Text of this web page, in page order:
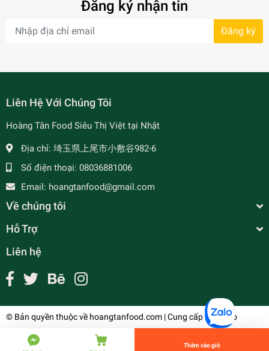
- 7%
Đăng ký nhận tin
Đăng ký
Liên Hệ Với Chúng Tôi
Hoàng Tân Food Siêu Thị Việt tại Nhật
Địa chỉ: 埼玉県上尾市小敷谷982-6
Số điện thoại: 08036881006
Email: hoangtanfood@gmail.com
Về chúng tôi
Hỗ Trợ
Liên hệ
© Bản quyền thuộc về hoangtanfood.com | Cung cấp bởiSapo
¥390
Tiến Hành Thanh Toán
Thêm vào giỏ